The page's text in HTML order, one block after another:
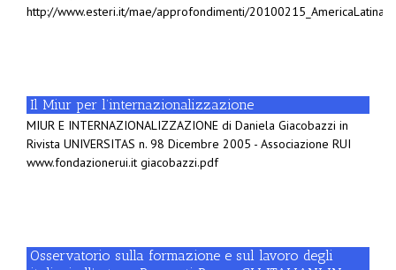
http://www.esteri.it/mae/approfondimenti/
Il Miur per l’internazionalizzazione
MIUR E INTERNAZIONALIZZAZIONE di Daniela Giacobazzi in
Rivista UNIVERSITAS n. 98 Dicembre 2005 - Associazione RUI
www.fondazionerui.it giacobazzi.pdf
Osservatorio sulla formazione e sul lavoro degli